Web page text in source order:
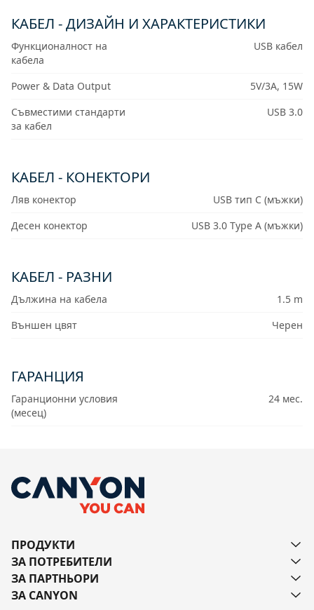
КАБЕЛ - ДИЗАЙН И ХАРАКТЕРИСТИКИ
Функционалност на
кабела
USB кабел
Power & Data Output
5V/3A, 15W
Съвместими стандарти
за кабел
USB 3.0
КАБЕЛ - КОНЕКТОРИ
Ляв конектор
USB тип C (мъжки)
Десен конектор
USB 3.0 Type A (мъжки)
КАБЕЛ - РАЗНИ
Дължина на кабела
1.5 m
Външен цвят
Черен
ГАРАНЦИЯ
Гаранционни условия
(месец)
24 мес.
ПРОДУКТИ
ЗА ПОТРЕБИТЕЛИ
ЗА ПАРТНЬОРИ
ЗА CANYON